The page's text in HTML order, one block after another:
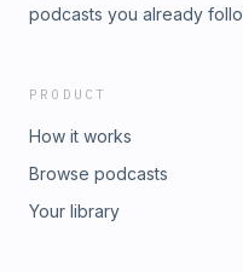
podcasts you already
PRODUCT
How it works
Browse podcasts
Your library